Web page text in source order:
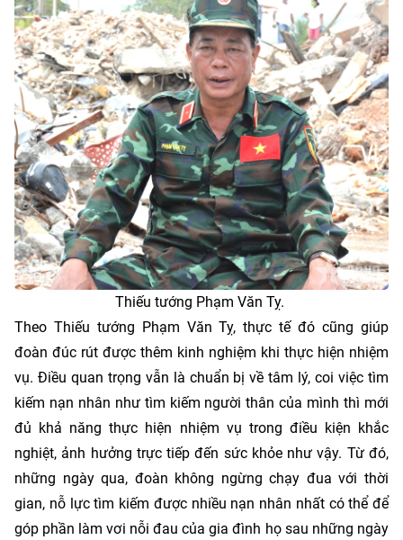
Thiếu tướng Phạm Văn Tỵ.
Theo Thiếu tướng Phạm Văn Tỵ, thực tế đó cũng giúp
đoàn đúc rút được thêm kinh nghiệm khi thực hiện nhiệm
vụ. Điều quan trọng vẫn là chuẩn bị về tâm lý, coi việc tìm
kiếm nạn nhân như tìm kiếm người thân của mình thì mới
đủ khả năng thực hiện nhiệm vụ trong điều kiện khắc
nghiệt, ảnh hưởng trực tiếp đến sức khỏe như vậy. Từ đó,
những ngày qua, đoàn không ngừng chạy đua với thời
gian, nỗ lực tìm kiếm được nhiều nạn nhân nhất có thể để
góp phần làm vơi nỗi đau của gia đình họ sau những ngày